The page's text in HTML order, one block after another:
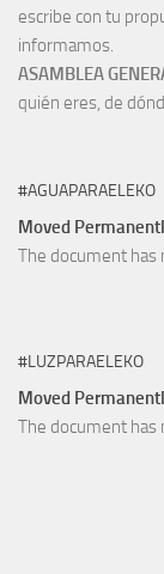
escribe con tu
informamos.
ASAMBLEA
quién eres, de
#AGUAPARAELEKO
Moved
The document has
#LUZPARAELEKO
Moved
The document has